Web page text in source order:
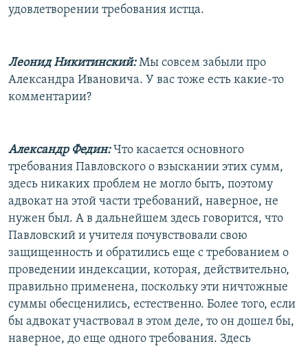
удовлетворении требования истца.
Леонид Никитинский:Мы совсем забыли про
Александра Ивановича. У вас тоже есть какие-то
комментарии?
Александр Федин:Что касается основного
требования Павловского о взыскании этих сумм,
здесь никаких проблем не могло быть, поэтому
адвокат на этой части требований, наверное, не
нужен был. А в дальнейшем здесь говорится, что
Павловский и учителя почувствовали свою
защищенность и обратились еще с требованием о
проведении индексации, которая, действительно,
правильно применена, поскольку эти ничтожные
суммы обесценились, естественно. Более того, если
бы адвокат участвовал в этом деле, то он дошел бы,
наверное, до еще одного требования. Здесь